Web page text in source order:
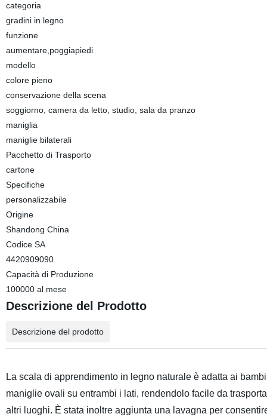
categoria
gradini in legno
funzione
aumentare,poggiapiedi
modello
colore pieno
conservazione della scena
soggiorno, camera da letto, studio, sala da pranzo
maniglia
maniglie bilaterali
Pacchetto di Trasporto
cartone
Specifiche
personalizzabile
Origine
Shandong China
Codice SA
4420909090
Capacità di Produzione
100000 al mese
Descrizione del Prodotto
Descrizione del prodotto
La scala di apprendimento in legno naturale è adatta ai
maniglie ovali su entrambi i lati, rendendolo facile da
altri luoghi. È stata inoltre aggiunta una lavagna per